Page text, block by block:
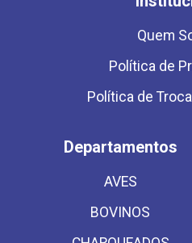
Quem
Política de
Política de
Departamentos
AVES
BOVINOS